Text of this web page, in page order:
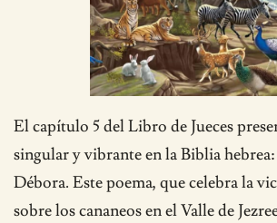
El capítulo 5 del Libro de Jueces
singular y vibrante en la Biblia
Débora. Este poema, que celebra la
sobre los cananeos en el Valle de